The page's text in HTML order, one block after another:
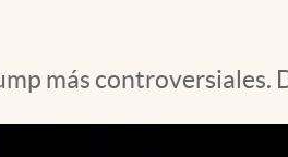
más controversiales.